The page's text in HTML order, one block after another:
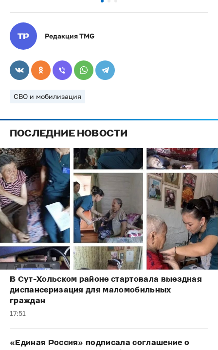
Редакция TMG
СВО и мобилизация
ПОСЛЕДНИЕ НОВОСТИ
В Сут-Хольском районе стартовала выездная
диспансеризация для маломобильных
граждан
17:51
«Единая Россия» подписала соглашение о